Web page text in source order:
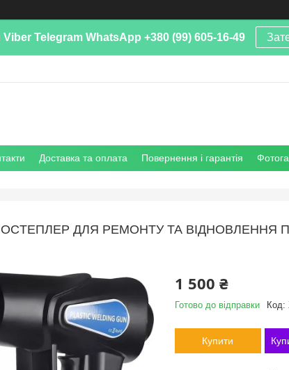
Telegram WhatsApp +380 (99) 605-16-49
Доставка та оплата Повернення і гарантія
ДЛЯ РЕМОНТУ ТА ВІДНОВЛЕННЯ
1 500 ₴
Готово до відправки Код:
Купити